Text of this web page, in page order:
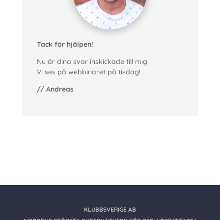
Tack för hjälpen!
Nu är dina svar inskickade till mig.
Vi ses på webbinaret på tisdag!
// Andreas
KLUBBSVERIGE AB